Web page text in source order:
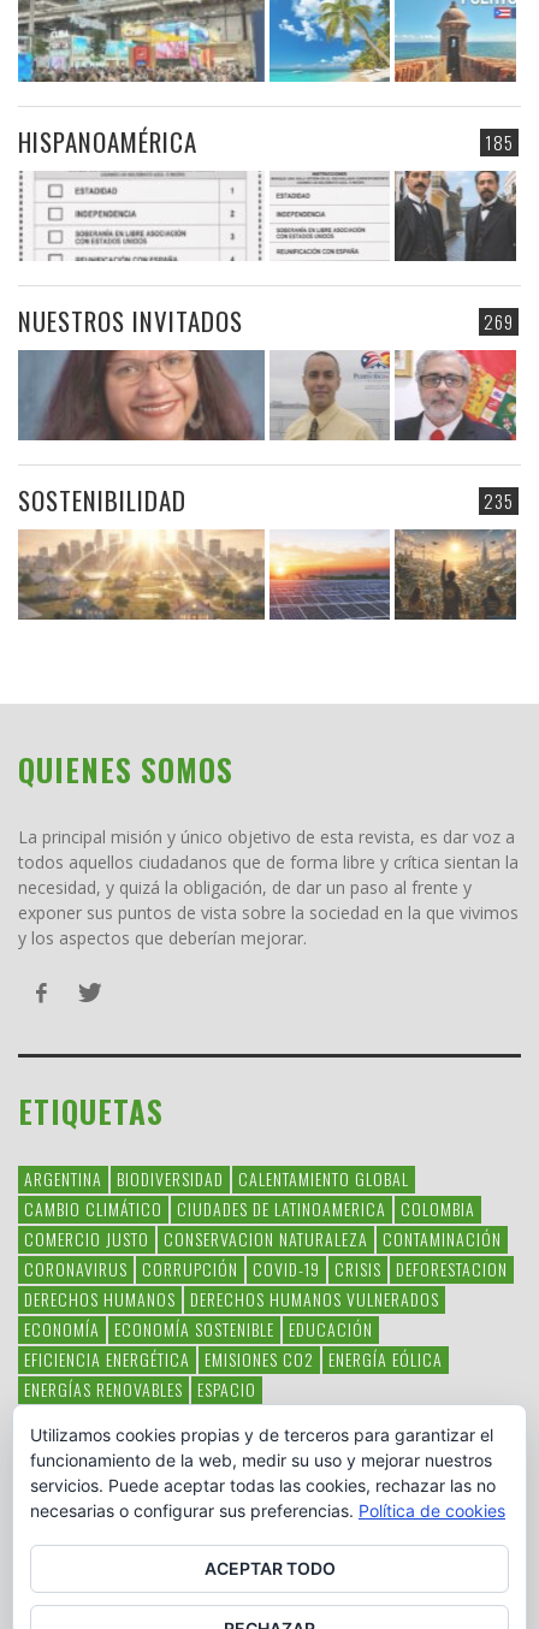
185
HISPANOAMÉRICA
269
NUESTROS INVITADOS
235
SOSTENIBILIDAD
QUIENES SOMOS
La principal misión y único objetivo de esta revista, es dar voz a
todos aquellos ciudadanos que de forma libre y crítica sientan la
necesidad, y quizá la obligación, de dar un paso al frente y
exponer sus puntos de vista sobre la sociedad en la que vivimos
y los aspectos que deberían mejorar.
ETIQUETAS
ARGENTINA BIODIVERSIDAD
CALENTAMIENTO GLOBAL
CAMBIO CLIMÁTICO
CIUDADES DE LATINOAMERICA
COLOMBIA
COMERCIO JUSTO
CONSERVACION NATURALEZA
CONTAMINACIÓN
CORONAVIRUS
CORRUPCIÓN COVID-19 CRISIS
DEFORESTACION
DERECHOS HUMANOS
DERECHOS HUMANOS VULNERADOS
ECONOMÍA
ECONOMÍA SOSTENIBLE
EDUCACIÓN
EFICIENCIA ENERGÉTICA
EMISIONES CO2
ENERGÍA EÓLICA
ENERGÍAS RENOVABLES
ESPACIO
HAMBRE LATINOAMÉRICA MEDIO AMBIENTE
MÉXICO
OBJETIVOS DEL MILENIO
ONGS PAZ POBREZA POESÍA
POLITICA
PUEBLOS INDÍGENAS RSC RSE
SOBERANÍA ALIMENTARIA
SOLIDARIDAD SOSTENIBILIDAD TECNOLOGÍA VERTIDO PETROLEO
Utilizamos cookies propias y de terceros para garantizar el
funcionamiento de la web, medir su uso y mejorar nuestros
servicios. Puede aceptar todas las cookies, rechazar las no
necesarias o configurar sus preferencias. Política de cookies
ACEPTAR TODO